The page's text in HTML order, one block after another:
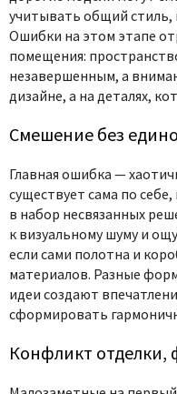
учитывать общий
Ошибки на этом этапе
помещения:
незавершенным, а
дизайне, а на деталях,
Смешение без
Главная ошибка —
существует сама по
в набор несвязанных
к визуальному шуму и
если сами полотна и
материалов. Разные
идеи создают
сформировать
Конфликт